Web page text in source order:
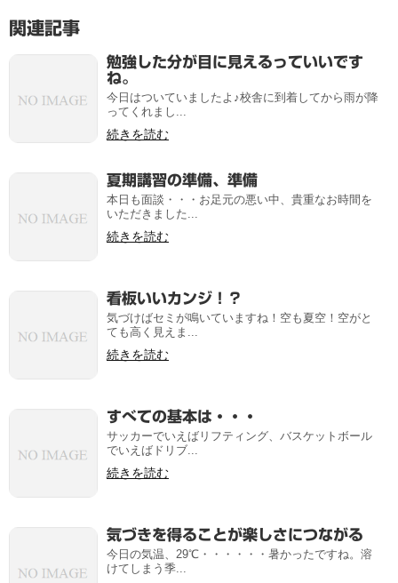
関連記事
勉強した分が目に見えるっていいです
ね。
今日はついていましたよ♪校舎に到着してから雨が降
ってくれまし...
続きを読む
夏期講習の準備、準備
本日も面談・・・お足元の悪い中、貴重なお時間を
いただきました...
続きを読む
看板いいカンジ！？
気づけばセミが鳴いていますね！空も夏空！空がと
ても高く見えま...
続きを読む
すべての基本は・・・
サッカーでいえばリフティング、バスケットボール
でいえばドリブ...
続きを読む
気づきを得ることが楽しさにつながる
今日の気温、29℃・・・・・・暑かったですね。溶
けてしまう季...